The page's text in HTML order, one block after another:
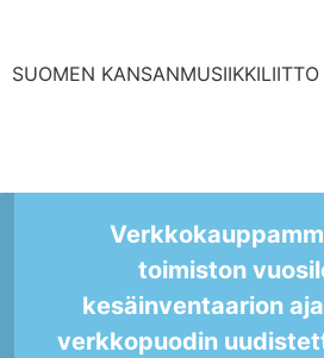
SUOMEN KANSANMUSIIKKILIITTO
toimiston
kesäinventaarion
verkkopuodin